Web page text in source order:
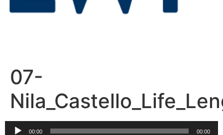
07-
Reproductor
00:00 00:00